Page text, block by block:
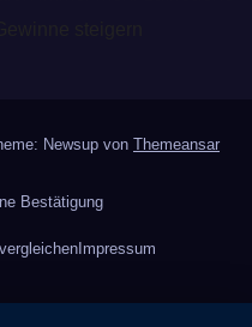
Newsup von Themeansar
Bestätigung
Impressum